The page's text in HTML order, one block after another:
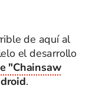
de aquí al
el desarrollo
"Chainsaw
.